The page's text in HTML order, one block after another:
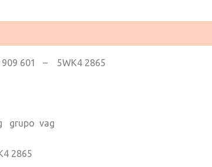
909 601 – 5WK4 2865
grupo vag
2865